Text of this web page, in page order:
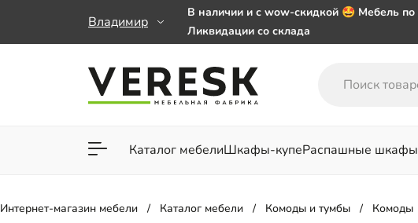
Владимир
В наличии и с wow-скидкой 🤩 Мебель по
Ликвидации со склада
заказе от 50 000 ₽
Важно! Наш Whatsapp переехал на номер
Каталог мебелиШкафы-купеРаспашные шкафы
Для гостиной Для спальни
Интернет-магазин мебели Каталог мебели Комоды и тумбы Комоды